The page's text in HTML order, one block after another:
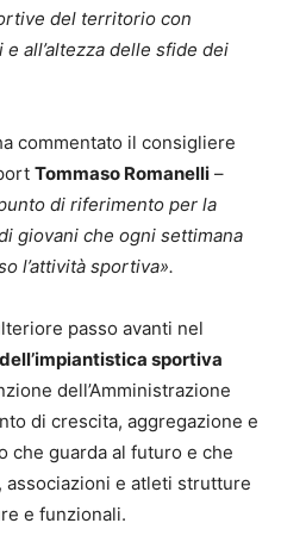
del territorio con
all’altezza delle sfide dei
commentato il consigliere
Tommaso Romanelli –
di riferimento per la
giovani che ogni settimana
l’attività sportiva».
passo avanti nel
sportiva
dell’Amministrazione
di crescita, aggregazione e
che guarda al futuro e che
e atleti strutture
e funzionali.